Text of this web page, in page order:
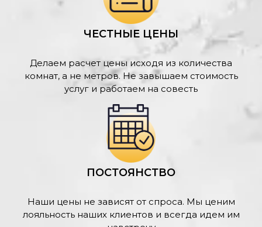
ЧЕСТНЫЕ ЦЕНЫ
Делаем расчет цены исходя из количества
комнат, а не метров. Не завышаем стоимость
услуг и работаем на совесть
ПОСТОЯНСТВО
Наши цены не зависят от спроса. Мы ценим
лояльность наших клиентов и всегда идем им